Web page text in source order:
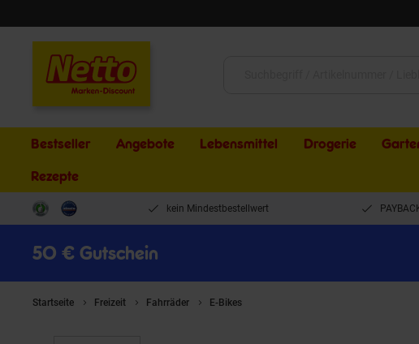
Bestseller Angebote Lebensmittel Drogerie
Rezepte
kein Mindestbestellwert
50 € Gutschein
Startseite Freizeit Fahrräder E-Bikes